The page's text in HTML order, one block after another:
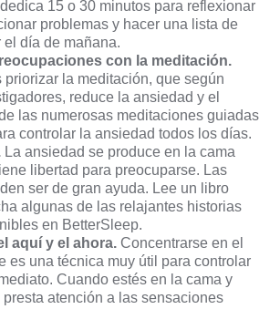
15 o 30 minutos para reflexionar
problemas y hacer una lista de
día de mañana.
con la meditación.
priorizar la meditación, que según
reduce la ansiedad y el
las numerosas meditaciones guiadas
controlar la ansiedad todos los días.
La ansiedad se produce en la cama
libertad para preocuparse. Las
ser de gran ayuda. Lee un libro
algunas de las relajantes historias
en BetterSleep.
aquí y el ahora. Concentrarse en el
es una técnica muy útil para controlar
Cuando estés en la cama y
atención a las sensaciones